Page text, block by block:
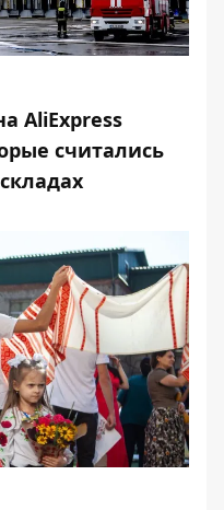
AliExpress
считались